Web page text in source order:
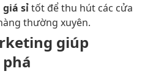
giá sỉtốt để thu hút các cửa
thường xuyên.
giúp